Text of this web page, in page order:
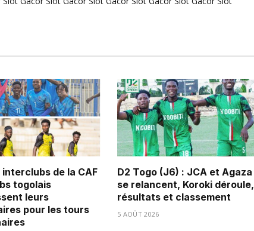
interclubs de la CAF
togolais
leurs
pour les tours
D2 Togo (J6) : JCA et Agaza
se relancent, Koroki déroule,
résultats et classement
5 AOÛT 2026